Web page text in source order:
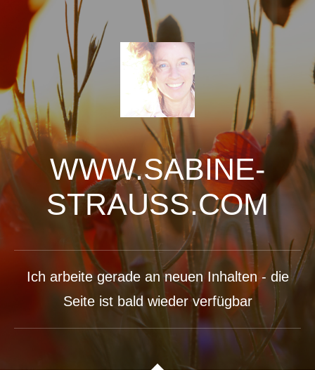
WWW.SABINE-
STRAUSS.COM
Ich arbeite gerade an neuen Inhalten - die
Seite ist bald wieder verfügbar